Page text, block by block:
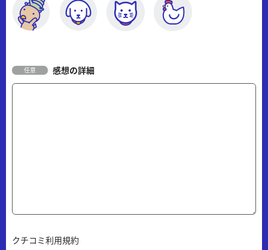
任意 感想の詳細
クチコミ利用規約